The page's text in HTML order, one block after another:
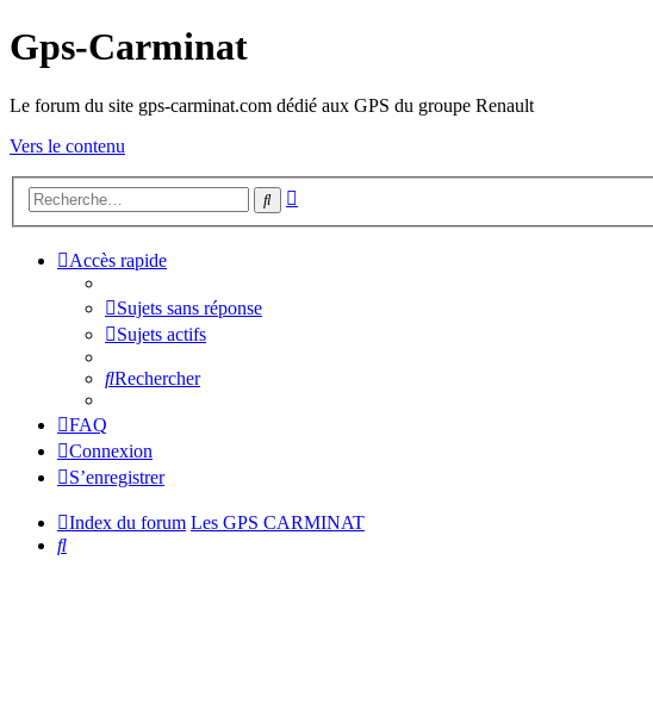
Gps-Carminat
Le forum du site gps-carminat.com dédié aux GPS du groupe Renault
Vers le contenu
Rechercher
Accès rapide
Sujets sans réponse
Sujets actifs
Rechercher
FAQ
Connexion
S’enregistrer
Index du forum Les GPS CARMINAT
Rechercher